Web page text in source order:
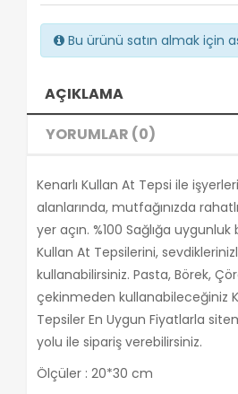
Bu ürünü satın almak için
AÇIKLAMA
YORUMLAR (0)
Kenarlı Kullan At Tepsi ile
alanlarında, mutfağınızda
yer açın. %100 Sağlığa uygunluk
Kullan At Tepsilerini,
kullanabilirsiniz. Pasta, Börek,
çekinmeden kullanabileceğiniz
Tepsiler En Uygun Fiyatlarla
yolu ile sipariş verebilirsiniz.
Ölçüler : 20*30 cm